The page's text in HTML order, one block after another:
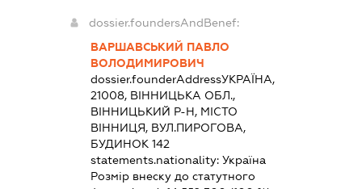
dossier.foundersAndBenef:
ВАРШАВСЬКИЙ ПАВЛО
ВОЛОДИМИРОВИЧ
dossier.founderAddressУКРАЇНА,
21008, ВІННИЦЬКА ОБЛ.,
ВІННИЦЬКИЙ Р-Н, МІСТО
ВІННИЦЯ, ВУЛ.ПИРОГОВА,
БУДИНОК 142
statements.nationality:Україна
Розмір внеску до статутного